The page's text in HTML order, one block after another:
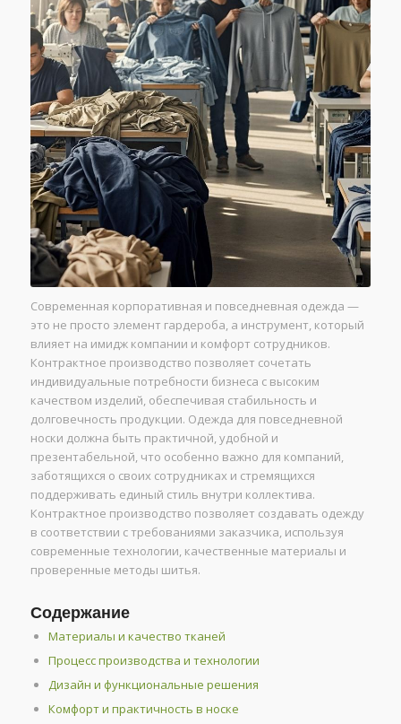
Современная корпоративная и повседневная одежда —
это не просто элемент гардероба, а инструмент, который
влияет на имидж компании и комфорт сотрудников.
Контрактное производство позволяет сочетать
индивидуальные потребности бизнеса с высоким
качеством изделий, обеспечивая стабильность и
долговечность продукции. Одежда для повседневной
носки должна быть практичной, удобной и
презентабельной, что особенно важно для компаний,
заботящихся о своих сотрудниках и стремящихся
поддерживать единый стиль внутри коллектива.
Контрактное производство позволяет создавать одежду
в соответствии с требованиями заказчика, используя
современные технологии, качественные материалы и
проверенные методы шитья.
Содержание
Материалы и качество тканей
Процесс производства и технологии
Дизайн и функциональные решения
Комфорт и практичность в носке